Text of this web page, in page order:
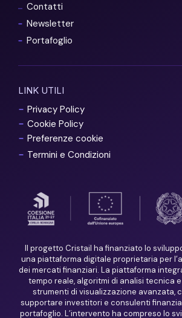
Contatti
Newsletter
Portafoglio
LINK UTILI
Privacy Policy
Cookie Policy
Preferenze cookie
Termini e Condizioni
Il progetto Cristail ha finanziato lo
una piattaforma digitale proprietaria per
dei mercati finanziari. La piattaforma
tempo reale, algoritmi di analisi tecnica
strumenti di visualizzazione avanzata,
supportare investitori e consulenti
portafoglio. L’intervento ha compreso lo